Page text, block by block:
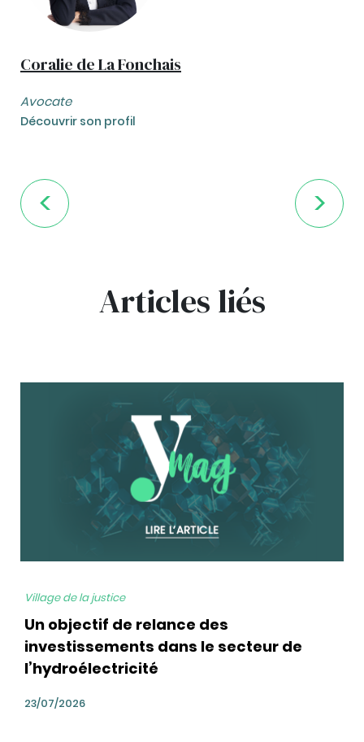
Coralie de La Fonchais
Avocate
Découvrir son profil
Articles liés
Village de la justice
Un objectif de relance des
investissements dans le secteur de
l’hydroélectricité
23/07/2026